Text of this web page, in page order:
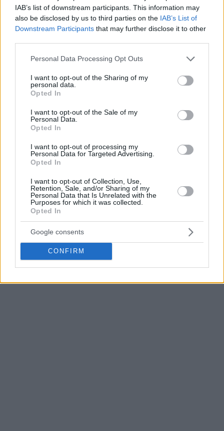
IAB’s list of downstream participants. This information may
also be disclosed by us to third parties on the IAB’s List of
Downstream Participants that may further disclose it to other
Please note that this website/app uses one or more Google
not limited to your visit or usage behaviour. You may click to
grant or deny consent to Google and its third-party tags to
use your data for below specified purposes in below Google
consent section.
Personal Data Processing Opt Outs
I want to opt-out of the Sharing of my
personal data.
Opted In
I want to opt-out of the Sale of my
Personal Data.
Opted In
I want to opt-out of processing my
Personal Data for Targeted Advertising.
Opted In
I want to opt-out of Collection, Use,
Retention, Sale, and/or Sharing of my
Personal Data that Is Unrelated with the
Purposes for which it was collected.
Opted In
Google consents
CONFIRM
Από μηχανής Τόμπσον
όμως, για τον ίδιο και τους Ρόκετς και δυστυχώς για τους
Αμέν Τόμπσον(24π. με 10/17 σουτ, 18ρ., 4ασ.,
1κοψ., 3λ. σε 37:56)
ήταν εκεί για να σπρώξει τη μπάλα
στο καλάθι
Το φινάλε ήταν ήδη τρελό.